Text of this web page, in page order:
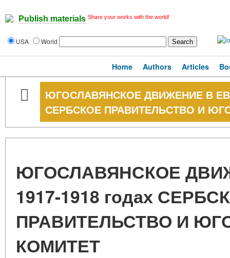
Publish materials Share your works with the world!
USA World
Home Authors Articles
ЮГОСЛАВЯНСКОЕ ДВИЖЕНИЕ В
СЕРБСКОЕ ПРАВИТЕЛЬСТВО И
ЮГОСЛАВЯНСКОЕ
1917-1918 годах
ПРАВИТЕЛЬСТВО И
КОМИТЕТ